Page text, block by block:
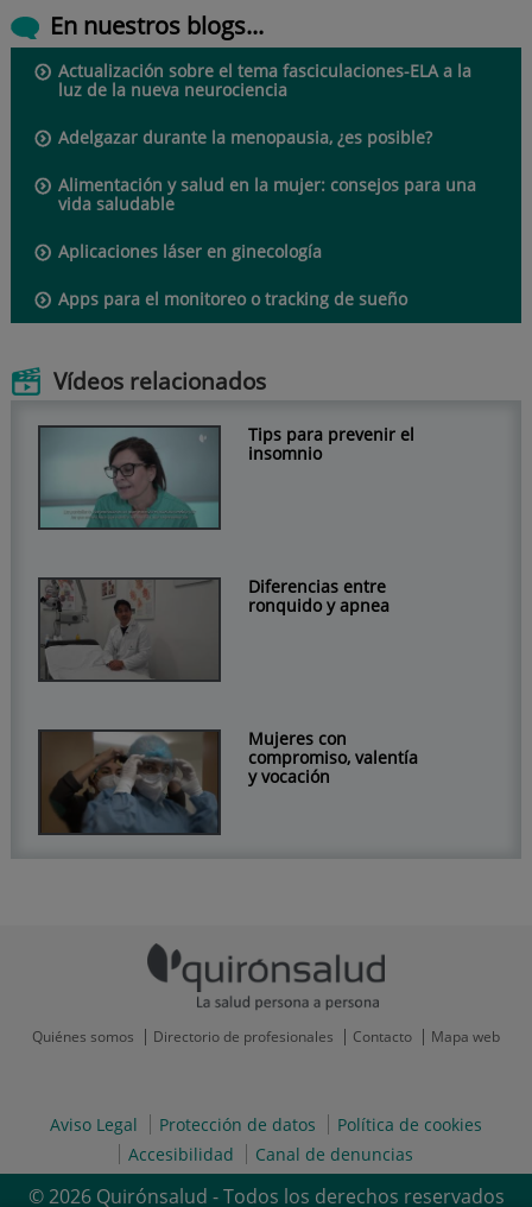
En nuestros blogs...
Actualización sobre el tema fasciculaciones-ELA a la
luz de la nueva neurociencia
Adelgazar durante la menopausia, ¿es posible?
Alimentación y salud en la mujer: consejos para una
vida saludable
Aplicaciones láser en ginecología
Apps para el monitoreo o tracking de sueño
Vídeos relacionados
Tips para prevenir el
insomnio
Diferencias entre
ronquido y apnea
Mujeres con
compromiso, valentía
y vocación
Quiénes somos Directorio de profesionales Contacto Mapa web
Aviso Legal Protección de datos
Política de cookies
Accesibilidad
Canal de denuncias
© 2026 Quirónsalud - Todos los derechos reservados